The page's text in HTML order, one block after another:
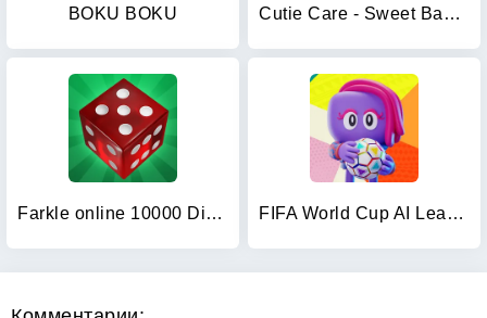
BOKU BOKU Cutie Care - Sweet Babysitter
Farkle online 10000 Dice Game FIFA World Cup AI League